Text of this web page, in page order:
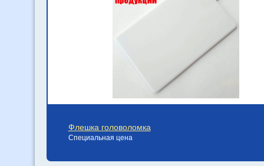
Флешка головоломка
Специальная цена